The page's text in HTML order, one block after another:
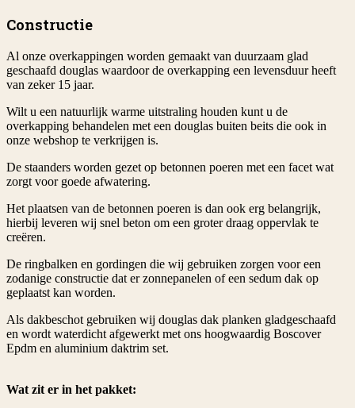
Constructie
Al onze overkappingen worden gemaakt van duurzaam glad
geschaafd douglas waardoor de overkapping een levensduur heeft
van zeker 15 jaar.
Wilt u een natuurlijk warme uitstraling houden kunt u de
overkapping behandelen met een douglas buiten beits die ook in
onze webshop te verkrijgen is.
De staanders worden gezet op betonnen poeren met een facet wat
zorgt voor goede afwatering.
Het plaatsen van de betonnen poeren is dan ook erg belangrijk,
hierbij leveren wij snel beton om een groter draag oppervlak te
creëren.
De ringbalken en gordingen die wij gebruiken zorgen voor een
zodanige constructie dat er zonnepanelen of een sedum dak op
geplaatst kan worden.
Als dakbeschot gebruiken wij douglas dak planken gladgeschaafd
en wordt waterdicht afgewerkt met ons hoogwaardig Boscover
Epdm en aluminium daktrim set.
Wat zit er in het pakket: